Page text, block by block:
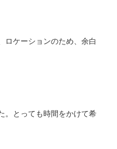
ロケーションのため、余白
。とっても時間をかけて希